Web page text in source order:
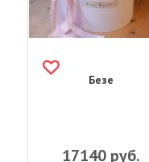
Безе
17140руб.